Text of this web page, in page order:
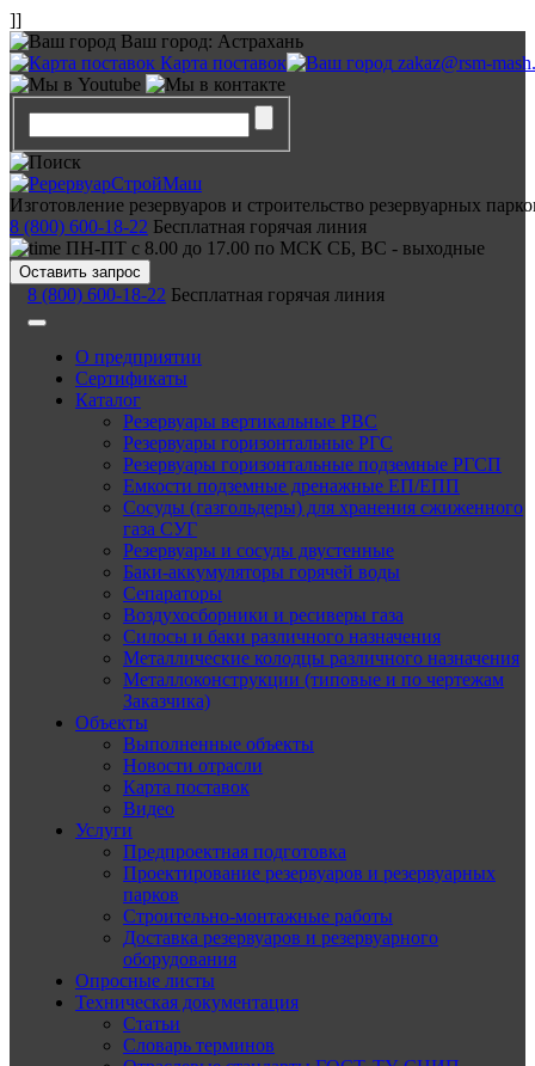
]]
Ваш город: Астрахань
Карта поставок
zakaz@rsm-
Изготовление резервуаров и строительство резервуарных
8 (800) 600-18-22 Бесплатная горячая линия
ПН-ПТ с 8.00 до 17.00 по МСК СБ, ВС - выходные
Оставить запрос
8 (800) 600-18-22 Бесплатная горячая линия
О предприятии
Сертификаты
Каталог
Резервуары вертикальные РВС
Резервуары горизонтальные РГС
Резервуары горизонтальные подземные РГСП
Емкости подземные дренажные ЕП/ЕПП
Сосуды (газгольдеры) для хранения сжиженного
газа СУГ
Резервуары и сосуды двустенные
Баки-аккумуляторы горячей воды
Сепараторы
Воздухосборники и ресиверы газа
Силосы и баки различного назначения
Металлические колодцы различного назначения
Металлоконструкции (типовые и по чертежам
Заказчика)
Объекты
Выполненные объекты
Новости отрасли
Карта поставок
Видео
Услуги
Предпроектная подготовка
Проектирование резервуаров и резервуарных
парков
Строительно-монтажные работы
Доставка резервуаров и резервуарного
оборудования
Опросные листы
Техническая документация
Статьи
Словарь терминов